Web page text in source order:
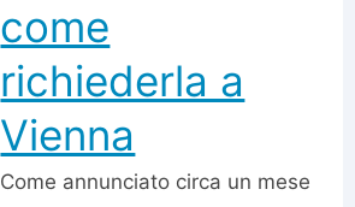
come
richiederla a
Vienna
Come annunciato circa un mese